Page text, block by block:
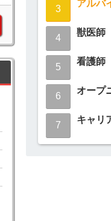
3
アルバ
4
獣医師
5
看護師
6
オープ
7
キャリ